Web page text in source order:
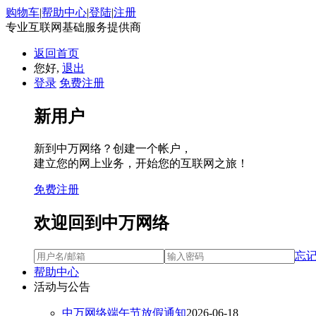
购物车|帮助中心|登陆|注册
专业互联网基础服务提供商
返回首页
您好, 退出
登录 免费注册
新用户
新到中万网络？创建一个帐户，
建立您的网上业务，开始您的互联网之旅！
免费注册
欢迎回到中万网络
忘
帮助中心
活动与公告
中万网络端午节放假通知2026-06-18